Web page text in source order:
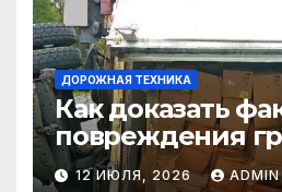
ДОРОЖНАЯ ТЕХНИКА
Как доказать
повреждения
страховом
12 ИЮЛЯ, 2026 ADMIN